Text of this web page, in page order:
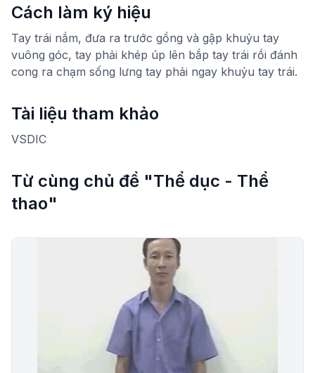
Cách làm ký hiệu
Tay trái nắm, đưa ra trước gồng và gập khuỷu tay
vuông góc, tay phải khép úp lên bắp tay trái rồi đánh
cong ra chạm sống lưng tay phải ngay khuỷu tay trái.
Tài liệu tham khảo
VSDIC
Từ cùng chủ đề "Thể dục - Thể
thao"